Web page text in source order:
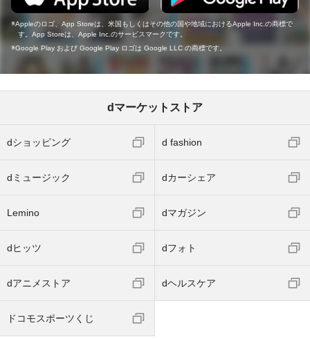
Appleのロゴ、App Storeは、米国もしくはその他の国や地域におけるApple Inc.の商標で
す。App Storeは、Apple Inc.のサービスマークです。
Google Play および Google Play ロゴは Google LLC の商標です。
dマーケットストア
dショッピング d fashion
dミュージック dカーシェア
Lemino dマガジン
dヒッツ dフォト
dアニメストア dヘルスケア
ドコモスポーツくじ